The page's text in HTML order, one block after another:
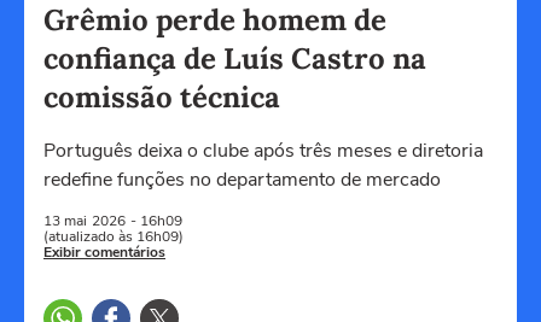
Grêmio perde homem de
confiança de Luís Castro na
comissão técnica
Português deixa o clube após três meses e diretoria
redefine funções no departamento de mercado
13 mai 2026 - 16h09
(atualizado às 16h09)
Exibir comentários